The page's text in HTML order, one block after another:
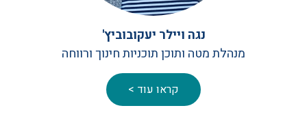
נגה ויילר יעקובוביץ'
מנהלת מטה ותוכן תוכניות חינוך ורווחה
קראו עוד >